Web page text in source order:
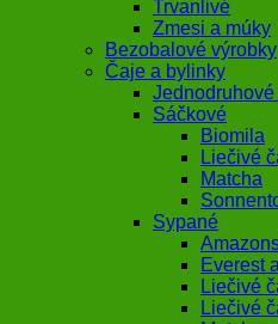
Trvanlivé
Zmesi a múky
Bezobalové výrobky
Čaje a bylinky
Sáčkové
Biomila
Liečivé
Matcha
Sypané
Everest
Liečivé
Liečivé